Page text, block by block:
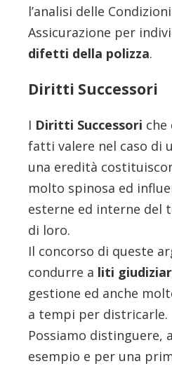
l’analisi delle
Assicurazione per
difetti della polizza.
Diritti Successori
I Diritti Successori che
fatti valere nel caso di
una eredità
molto spinosa ed
esterne ed interne del
di loro.
Il concorso di queste
condurre a liti
gestione ed anche
a tempi per districarle.
Possiamo distinguere,
esempio e per una